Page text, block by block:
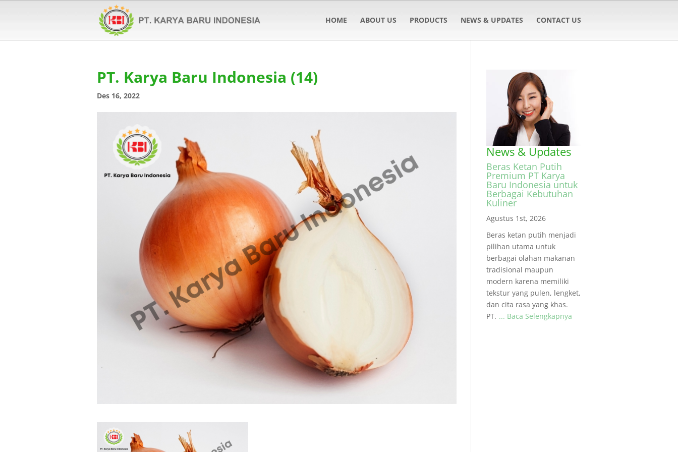
HOME ABOUT US PRODUCTS NEWS & UPDATES CONTACT US
PT. Karya Baru Indonesia (14)
Des 16, 2022
News & Updates
Beras Ketan Putih
Premium PT Karya
Baru Indonesia untuk
Berbagai Kebutuhan
Kuliner
Agustus 1st, 2026
Beras ketan putih menjadi
pilihan utama untuk
berbagai olahan makanan
tradisional maupun
modern karena memiliki
tekstur yang pulen, lengket,
dan cita rasa yang khas.
PT. ... Baca Selengkapnya